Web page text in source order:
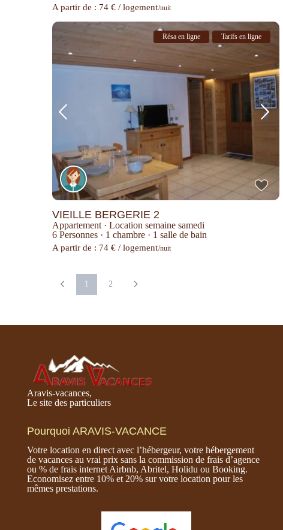
A partir de : 74 € / logement/nuit
Résa en ligne Tarifs en ligne
VIEILLE BERGERIE 2
Appartement · Location semaine samedi
6 Personnes · 1 chambre · 1 salle de bain
A partir de : 74 € / logement/nuit
1 2
Aravis-vacances,
Le site des particuliers
Pourquoi ARAVIS-VACANCE
Votre location en direct avec l’hébergeur, votre hébergement
de vacances au vrai prix sans la commission de frais d’agence
ou % de frais internet Airbnb, Abritel, Holidu ou Booking.
Economisez entre 10% et 20% sur votre location pour les
mêmes prestations.